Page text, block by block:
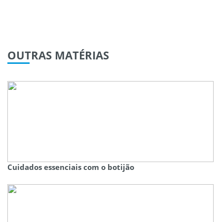
OUTRAS MATÉRIAS
Cuidados essenciais com o botijão